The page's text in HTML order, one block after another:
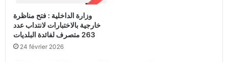
وزارة الداخلية : فتح مناظرة
خارجية بالاختبارات لانتداب عدد
263 متصرف لفائدة البلديات
24 février 2026